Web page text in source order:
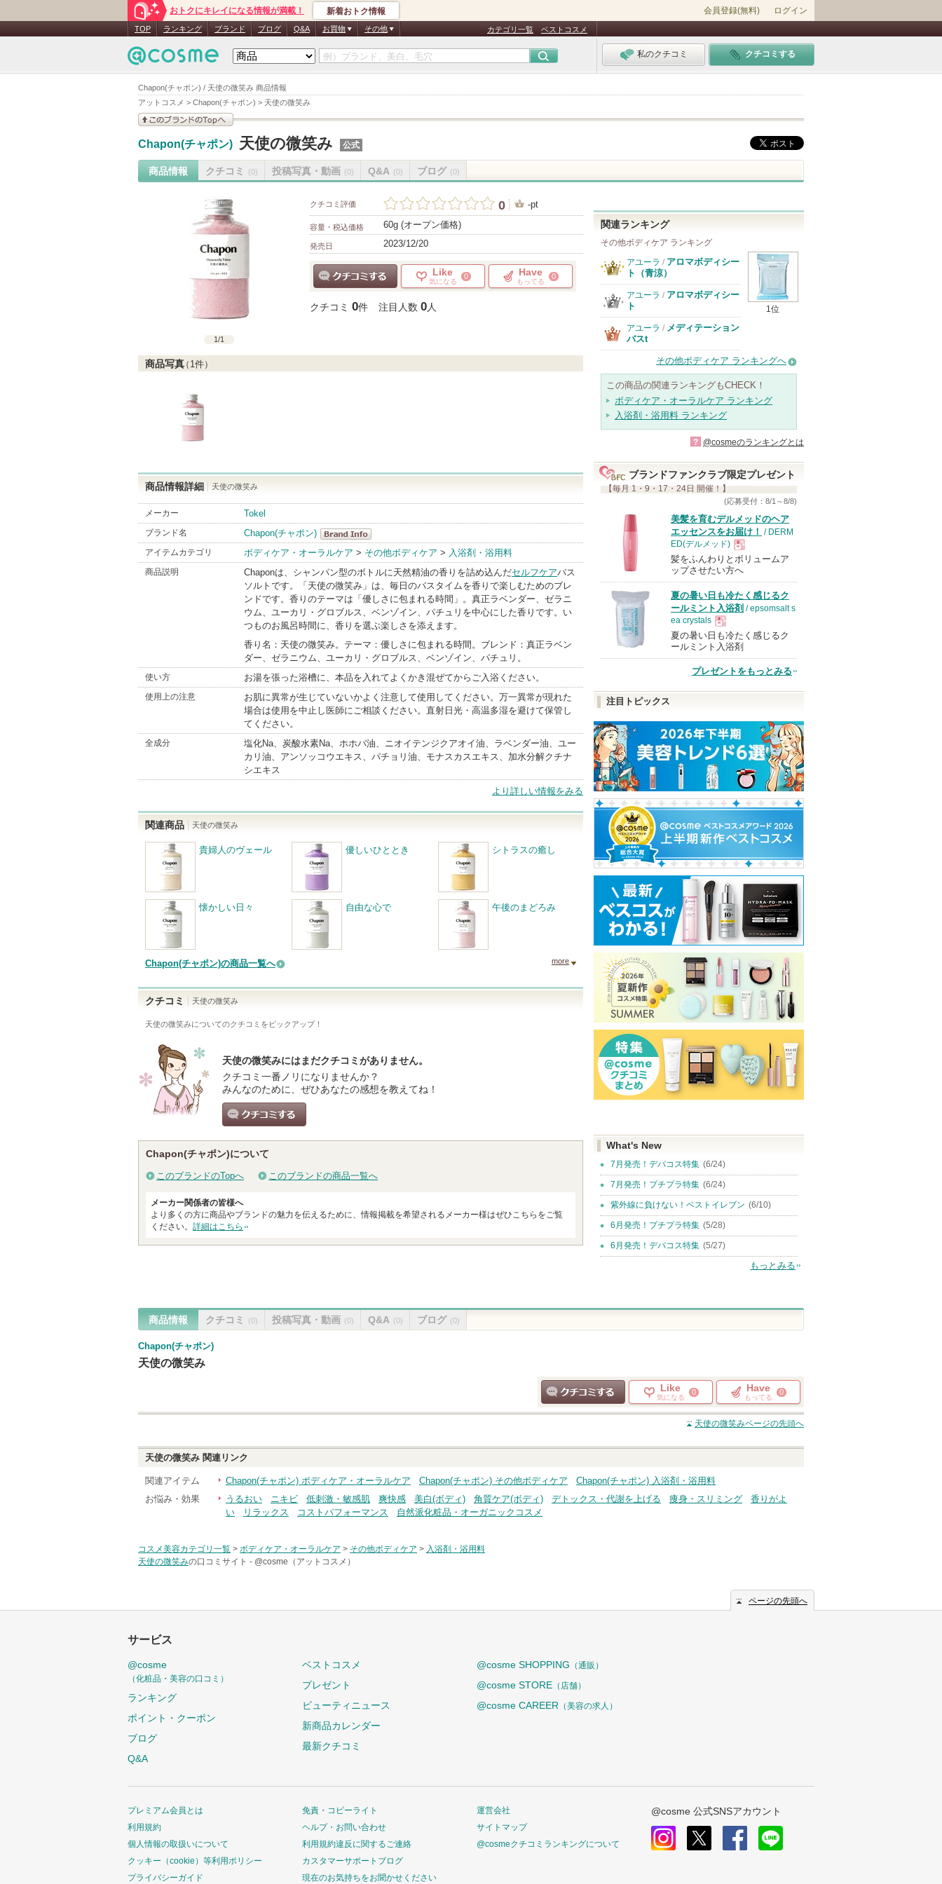
Chapon(チャポン) / 天使の微笑み 商品情報
アットコスメ > Chapon(チャポン) > 天使の微笑み
おトクにキレイになる情報が満載！ 新着おトク情報 会員登録(無料) ログイン
TOP ランキング ブランド ブログ Q&A お買物 その他 カテゴリ一覧 ベストコスメ
私のクチコミ クチコミする
Chapon(チャポン) 天使の微笑み 公式
商品情報 クチコミ (0) 投稿写真・動画 (0) Q&A (0) ブログ (0)
1/1
クチコミ評価 0 -pt
容量・税込価格 60g (オープン価格)
発売日 2023/12/20
Like
気になる
0 Have
もってる
0
クチコミ 0件 注目人数 0人
商品写真（ 1件）
商品情報詳細 天使の微笑み
メーカー Tokel
ブランド名
Chapon(チャポン)
Chapon(チャ
ポン)
BrandInfo
アイテムカテゴリ ボディケア・オーラルケア > その他ボディケア > 入浴剤・浴用料
商品説明 Chaponは、シャンパン型のボトルに天然精油の香りを詰め込んだセルフケアバス
ソルトです。「天使の微笑み」は、毎日のバスタイムを香りで楽しむためのブレ
ンドです。香りのテーマは「優しさに包まれる時間」。真正ラベンダー、ゼラニ
ウム、ユーカリ・グロブルス、ベンゾイン、パチュリを中心にした香りです。い
つものお風呂時間に、香りを選ぶ楽しさを添えます。
香り名：天使の微笑み。テーマ：優しさに包まれる時間。ブレンド：真正ラベン
ダー、ゼラニウム、ユーカリ・グロブルス、ベンゾイン、パチュリ。
使い方 お湯を張った浴槽に、本品を入れてよくかき混ぜてからご入浴ください。
使用上の注意
お肌に異常が生じていないかよく注意して使用してください。万一異常が現れた
場合は使用を中止し医師にご相談ください。直射日光・高温多湿を避けて保管し
てください。
全成分
塩化Na、炭酸水素Na、ホホバ油、ニオイテンジクアオイ油、ラベンダー油、ユー
カリ油、アンソッコウエキス、パチョリ油、モナスカスエキス、加水分解クチナ
シエキス
より詳しい情報をみる
関連商品 天使の微笑み
貴婦人のヴェール 優しいひととき シトラスの癒し
懐かしい日々 自由な心で 午後のまどろみ
Chapon(チャポン)の商品一覧へ more
クチコミ 天使の微笑み
天使の微笑みについてのクチコミをピックアップ！
天使の微笑みにはまだクチコミがありません。
クチコミ一番ノリになりませんか？
みんなのために、ぜひあなたの感想を教えてね！
Chapon(チャポン)について
このブランドのTopへ このブランドの商品一覧へ
メーカー関係者の皆様へ
より多くの方に商品やブランドの魅力を伝えるために、情報掲載を希望されるメーカー様はぜひこちらをご覧
ください。 詳細はこちら
関連ランキング
その他ボディケア ランキング
1位
アユーラ / アロマボディシー
ト（青涼）
アユーラ / アロマボディシー
ト
アユーラ / メディテーション
バスt
その他ボディケア ランキングへ
この商品の関連ランキングもCHECK！
ボディケア・オーラルケア ランキング
入浴剤・浴用料 ランキング
? @cosmeのランキングとは
ブランドファンクラブ限定プレゼント
【毎月 1・9・17・24日 開催！】
(応募受付：8/1～8/8)
美髪を育むデルメッドのヘア
エッセンスをお届け！ / DERM
ED(デルメッド)
現
品
髪をふんわりとボリュームア
ップさせたい方へ
夏の暑い日も冷たく感じるク
ールミント入浴剤 / epsomsalt s
ea crystals
現
品
夏の暑い日も冷たく感じるク
ールミント入浴剤
プレゼントをもっとみる
注目トピックス
What's New
7月発売！デパコス特集 (6/24)
7月発売！プチプラ特集 (6/24)
紫外線に負けない！ベストイレブン (6/10)
6月発売！プチプラ特集 (5/28)
6月発売！デパコス特集 (5/27)
もっとみる
商品情報 クチコミ (0) 投稿写真・動画 (0) Q&A (0) ブログ (0)
Chapon(チャポン)
天使の微笑み
クチコミする
Like
気になる
0 Have
もってる
0
天使の微笑みページの先頭へ
天使の微笑み 関連リンク
関連アイテム Chapon(チャポン) ボディケア・オーラルケア Chapon(チャポン) その他ボディケア
Chapon(チャポン) 入浴剤・浴用料
お悩み・効果
うるおい ニキビ 低刺激・敏感肌 爽快感 美白(ボディ) 角質ケア(ボディ) デトックス・代謝を上げる 痩身・スリミング
香りがよ
い
リラックス コストパフォーマンス 自然派化粧品・オーガニックコスメ
コスメ美容カテゴリ一覧 > ボディケア・オーラルケア > その他ボディケア > 入浴剤・浴用料
天使の微笑みの口コミサイト - @cosme（アットコスメ）
ページの先頭へ
サービス
@cosme
（化粧品・美容の口コミ）
ランキング
ポイント・クーポン
ブログ
Q&A
ベストコスメ
プレゼント
ビューティニュース
新商品カレンダー
最新クチコミ
@cosme SHOPPING （通販）
@cosme STORE （店舗）
@cosme CAREER （美容の求人）
プレミアム会員とは
利用規約
個人情報の取扱いについて
クッキー（cookie）等利用ポリシー
プライバシーガイド
免責・コピーライト
ヘルプ・お問い合わせ
利用規約違反に関するご連絡
カスタマーサポートブログ
現在のお気持ちをお聞かせください
運営会社
サイトマップ
@cosmeクチコミランキングについて
@cosme 公式SNSアカウント